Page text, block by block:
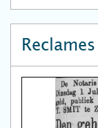
Reclames